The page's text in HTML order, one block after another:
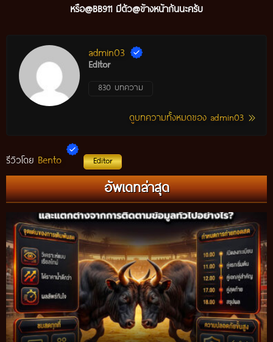
หรือ@BB911 มีตัว@ข้างหน้ากันนะครับ
admin03
Editor
830 บทความ
ดูบทความทั้งหมดของ admin03
รีวิวโดย Bento Editor
อัพเดทล่าสุด